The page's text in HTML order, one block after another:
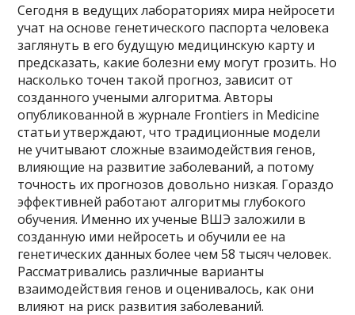
Сегодня в ведущих лабораториях мира нейросети
учат на основе генетического паспорта человека
заглянуть в его будущую медицинскую карту и
предсказать, какие болезни ему могут грозить. Но
насколько точен такой прогноз, зависит от
созданного учеными алгоритма. Авторы
опубликованной в журнале Frontiers in Medicine
статьи утверждают, что традиционные модели
не учитывают сложные взаимодействия генов,
влияющие на развитие заболеваний, а потому
точность их прогнозов довольно низкая. Гораздо
эффективней работают алгоритмы глубокого
обучения. Именно их ученые ВШЭ заложили в
созданную ими нейросеть и обучили ее на
генетических данных более чем 58 тысяч человек.
Рассматривались различные варианты
взаимодействия генов и оценивалось, как они
влияют на риск развития заболеваний.